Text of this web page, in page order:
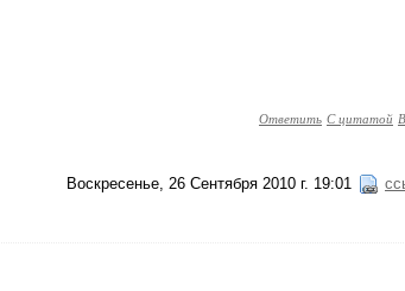
Ответить С цитатой
Воскресенье, 26 Сентября 2010 г. 19:01